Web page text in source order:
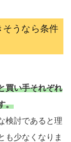
そうなら条件
買い手それぞれ
。
検討であると理
も少なくなりま